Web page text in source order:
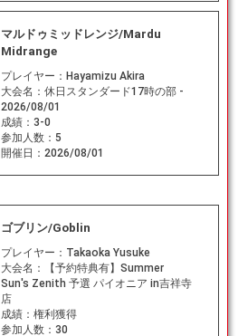
マルドゥミッドレンジ/Mardu
Midrange
プレイヤー： Hayamizu Akira
大会名： 休日スタンダード17時の部 -
2026/08/01
成績： 3-0
参加人数： 5
開催日： 2026/08/01
ゴブリン/Goblin
プレイヤー： Takaoka Yusuke
大会名：
【予約特典有】Summer
Sun's Zenith 予選 パイオニア in吉祥寺
店
成績： 権利獲得
参加人数： 30